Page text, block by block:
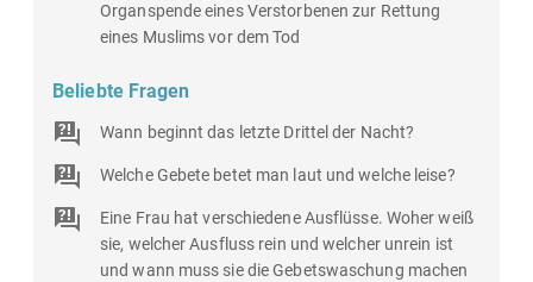
Organspende eines Verstorbenen zur Rettung
eines Muslims vor dem Tod
Beliebte Fragen
Wann beginnt das letzte Drittel der Nacht?
Welche Gebete betet man laut und welche leise?
Eine Frau hat verschiedene Ausflüsse. Woher weiß
sie, welcher Ausfluss rein und welcher unrein ist
und wann muss sie die Gebetswaschung machen